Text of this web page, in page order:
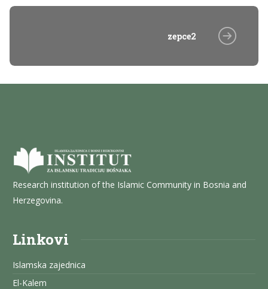
zepce2
Research institution of the Islamic Community in Bosnia and
Herzegovina.
Linkovi
Islamska zajednica
El-Kalem